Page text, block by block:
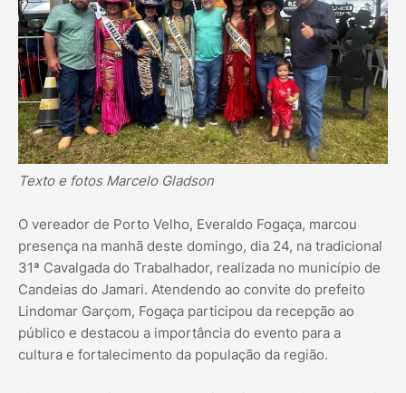
Texto e fotos Marcelo Gladson
O vereador de Porto Velho, Everaldo Fogaça, marcou
presença na manhã deste domingo, dia 24, na tradicional
31ª Cavalgada do Trabalhador, realizada no município de
Candeias do Jamari. Atendendo ao convite do prefeito
Lindomar Garçom, Fogaça participou da recepção ao
público e destacou a importância do evento para a
cultura e fortalecimento da população da região.